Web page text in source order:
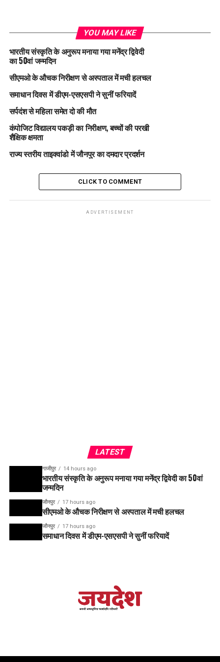
YOU MAY LIKE
भारतीय संस्कृति के अनुरूप मनाया गया मनेंद्र द्विवेदी
का 50वां जन्मदिन
सीएमओ के औचक निरीक्षण से अस्पताल में मची हलचल
समाधान दिवस में डीएम-एसएसपी ने सुनीं फरियादें
सर्पदंश से महिला समेत दो की मौत
कंपोजिट विद्यालय पकड़ी का निरीक्षण, बच्चों की परखी
शैक्षिक क्षमता
राज्य स्तरीय ताइक्वांडो में जौनपुर का दमदार प्रदर्शन
CLICK TO COMMENT
ADVERTISEMENT
LATEST
गाजीपुर 14 hours ago
भारतीय संस्कृति के अनुरूप मनाया गया मनेंद्र द्विवेदी का 50वां
जन्मदिन
जौनपुर 17 hours ago
सीएमओ के औचक निरीक्षण से अस्पताल में मची हलचल
जौनपुर 17 hours ago
समाधान दिवस में डीएम-एसएसपी ने सुनीं फरियादें